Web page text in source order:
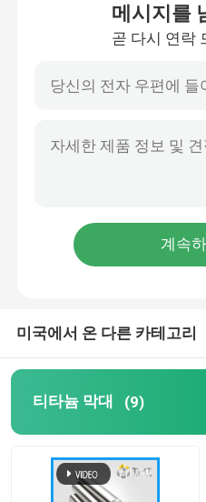
티타늄 막대
티타늄 시트/플레이트
티타늄 코일/호일
메시지를
곧 다시 연락
미국에서 온 다른 카테고리
티타늄 막대 (9)